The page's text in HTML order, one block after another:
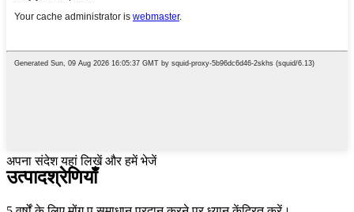
अपना संदेश यहां लिखें और हमें भेजें
उत्पादश्रेणियाँ